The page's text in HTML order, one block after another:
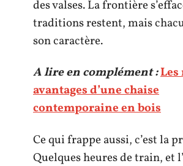
des valses. La frontière
traditions restent, mais
son caractère.
A lire en complément :
avantages d’une chaise
contemporaine en bois
Ce qui frappe aussi, c’est la
Quelques heures de train, et